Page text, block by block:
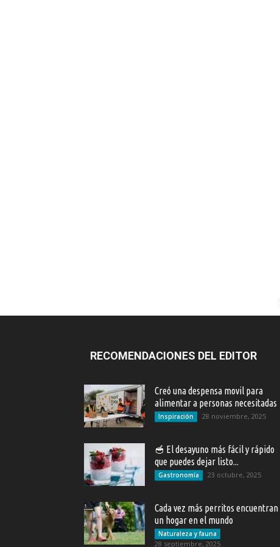
RECOMENDACIONES DEL EDITOR
Creó una despensa movil para
alimentar a personas necesitadas
Inspiración 28 noviembre, 2025
🥣 El desayuno más fácil y rápido
que puedes dejar listo...
Gastronomía 23 octubre, 2025
Cada vez más perritos encuentran
un hogar en el mundo
Naturaleza y fauna
28 septiembre, 2025